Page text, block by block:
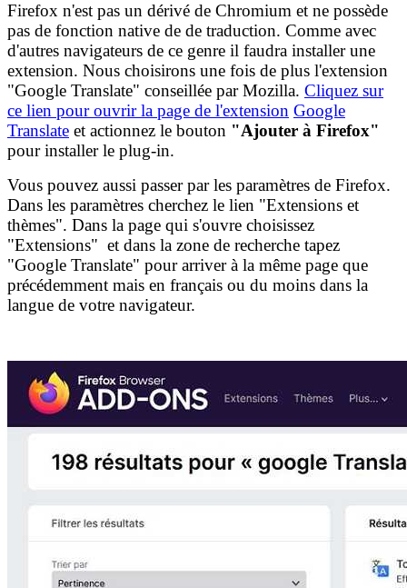
Firefox n'est pas un dérivé de Chromium et ne possède
pas de fonction native de de traduction. Comme avec
d'autres navigateurs de ce genre il faudra installer une
extension. Nous choisirons une fois de plus l'extension
"Google Translate" conseillée par Mozilla. Cliquez sur
ce lien pour ouvrir la page de l'extension Google
Translate et actionnez le bouton "Ajouter à Firefox"
pour installer le plug-in.
Vous pouvez aussi passer par les paramètres de Firefox.
Dans les paramètres cherchez le lien "Extensions et
thèmes". Dans la page qui s'ouvre choisissez
"Extensions" et dans la zone de recherche tapez
"Google Translate" pour arriver à la même page que
précédemment mais en français ou du moins dans la
langue de votre navigateur.